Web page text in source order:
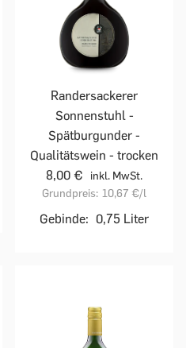
Randersackerer
Sonnenstuhl -
Spätburgunder -
Qualitätswein - trocken
8,00 €
inkl. MwSt.
Grundpreis: 10,67 €/l
Gebinde: 0,75 Liter